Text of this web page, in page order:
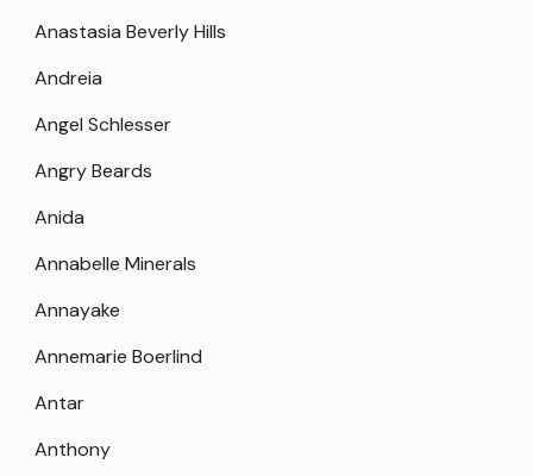
Anastasia Beverly Hills
Andreia
Angel Schlesser
Angry Beards
Anida
Annabelle Minerals
Annayake
Annemarie Boerlind
Antar
Anthony